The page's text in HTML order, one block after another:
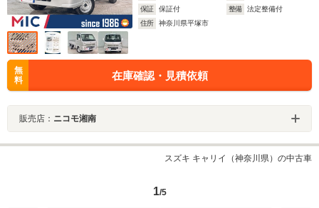
保証
保証付 整備
法定整備付
住所
神奈川県平塚市
無
料
在庫確認・見積依頼
販売店： ニコモ湘南
スズキ キャリイ（神奈川県）の中古車
1/5